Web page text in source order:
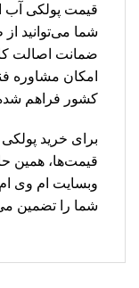
شما می‌توانید
ضمانت اصالت
امکان مشاوره
کشور فراهم
قیمت‌ها، همین
وبسایت ام وی
شما را تضمین